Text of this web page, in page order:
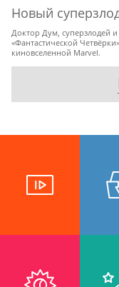
Новый
Доктор Дум, суперзлодей
«Фантастической
киновселенной Marvel.